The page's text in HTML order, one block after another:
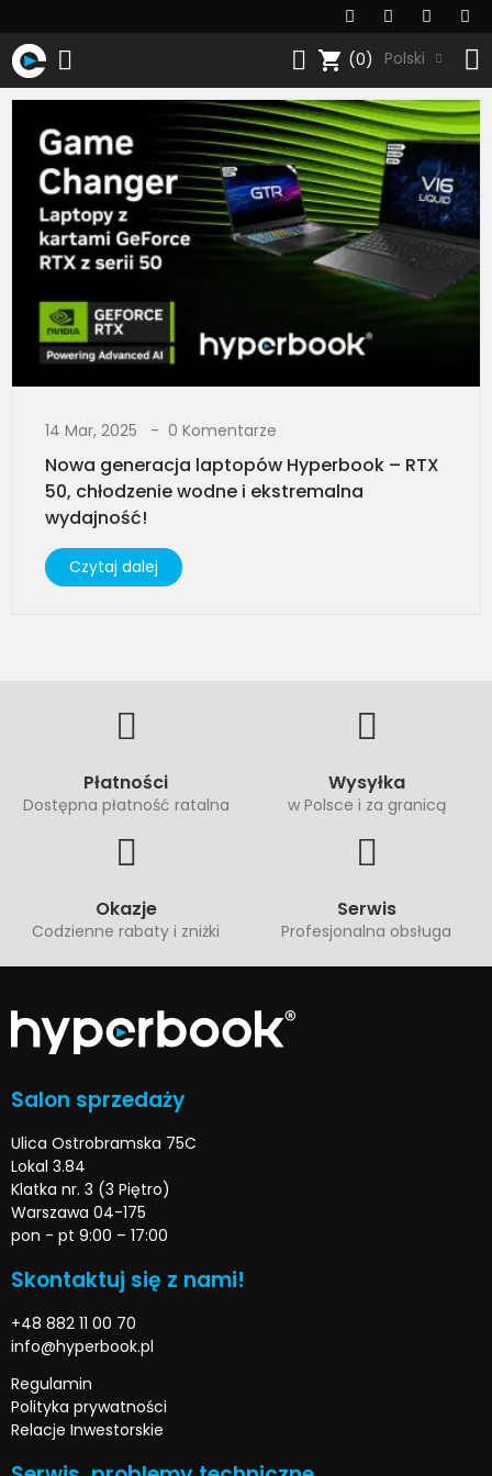
shopping_cart (0) Polski
14 Mar, 2025 0 Komentarze
Nowa generacja laptopów Hyperbook – RTX
50, chłodzenie wodne i ekstremalna
wydajność!
Czytaj dalej
Płatności
Dostępna płatność ratalna
Wysyłka
w Polsce i za granicą
Okazje
Codzienne rabaty i zniżki
Serwis
Profesjonalna obsługa
Salon sprzedaży
Ulica Ostrobramska 75C
Lokal 3.84
Klatka nr. 3 (3 Piętro)
Warszawa 04-175
pon - pt 9:00 – 17:00
Skontaktuj się z nami!
+48 882 11 00 70
info@hyperbook.pl
Regulamin
Polityka prywatności
Relacje Inwestorskie